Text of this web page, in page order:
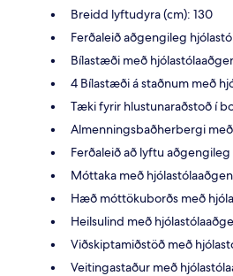
Breidd lyftudyra (cm): 130
Ferðaleið aðgengileg
Bílastæði með
4 Bílastæði á staðnum með
Tæki fyrir hlustunaraðstoð í
Almenningsbaðherbergi
Ferðaleið að lyftu
Móttaka með
Hæð móttökuborðs með
Heilsulind með
Viðskiptamiðstöð með
Veitingastaður með